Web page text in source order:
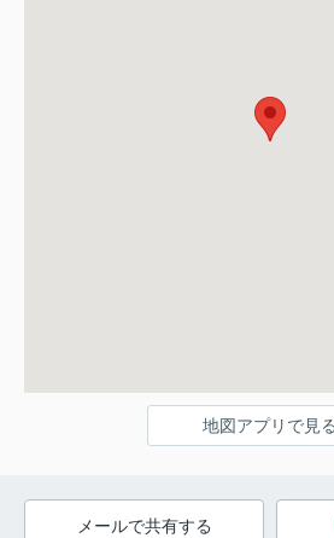
地図アプリで見る
メールで共有する